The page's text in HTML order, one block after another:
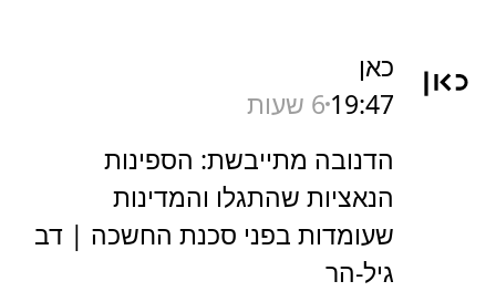
כאן
19:47 6 שעות
הדנובה מתייבשת: הספינות
הנאציות שהתגלו והמדינות
שעומדות בפני סכנת החשכה | דב
גיל-הר